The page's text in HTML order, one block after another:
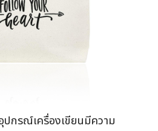
ปกรณ์เครื่องเขียนมีความ